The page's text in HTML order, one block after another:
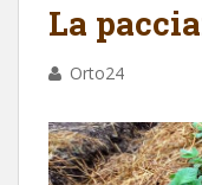
La
Orto24